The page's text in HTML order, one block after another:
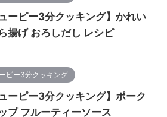
ューピー3分クッキング】かれい
揚げ おろしだし レシピ
ピー3分クッキング
ューピー3分クッキング】ポーク
プ フルーティーソース